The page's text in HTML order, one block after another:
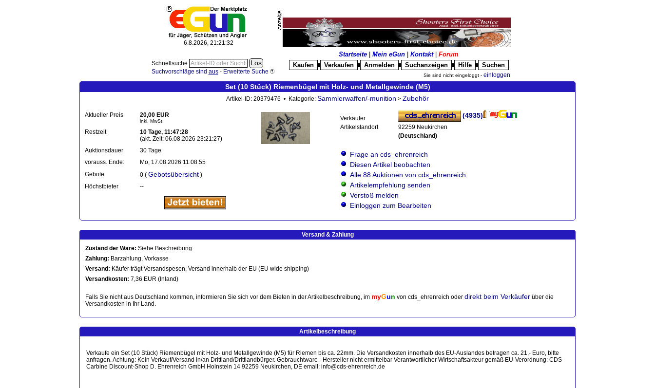
6.8.2026, 21:21:33
Schnellsuche
Suchvorschläge sind aus- Erweiterte Suche
Startseite Mein eGun Kontakt| Forum
Kaufen
Verkaufen Anmelden Suchanzeigen Hilfe Suchen
Sie sind nicht eingeloggt - einloggen
Set (10 Stück) Riemenbügel mit Holz- und Metallgewinde (M5)
Artikel-ID: 20379476 • Kategorie: Sammlerwaffen/-munition > Zubehör
Aktueller Preis 20,00 EUR
inkl. MwSt.
Restzeit
10 Tage, 11:47:28
(akt. Zeit: 06.08.2026 23:21:27)
Auktionsdauer
30 Tage
vorauss. Ende:
Mo, 17.08.2026 11:08:55
Gebote
0 ( Gebotsübersicht )
Höchstbieter
--
Verkäufer (4935)
Artikelstandort
92259 Neukirchen
(Deutschland)
Frage an cds_ehrenreich
Diesen Artikel beobachten
Alle 88 Auktionen von cds_ehrenreich
Artikelempfehlung senden
Verstoß melden
Einloggen zum Bearbeiten
Versand & Zahlung
Zustand der Ware: Siehe Beschreibung
Zahlung: Barzahlung, Vorkasse
Versand: Käufer trägt Versandspesen, Versand innerhalb der EU (EU wide shipping)
Versandkosten: 7,36 EUR (Inland)
Falls Sie nicht aus Deutschland kommen, informieren Sie sich vor dem Bieten in der Artikelbeschreibung, im myGun von cds_ehrenreich oder direkt beim Verkäufer über die
Versandkosten in Ihr Land.
Artikelbeschreibung
Verkaufe ein Set (10 Stück) Riemenbügel mit Holz- und Metallgewinde (M5) für Riemen bis ca. 22mm. Die Versandkosten innerhalb des EU-Auslandes betragen ca. 21,- Euro, bitte
anfragen. Achtung: Kein Verkauf/Versand in/an Drittland/Drittlandbürger. Gebrauchtware - Hersteller nicht ermittelbar Verantwortlicher Wirtschaftsakteur gemäß EU-Verordnung: CDS
Carbine Discount-Shop D. Ehrenreich GmbH Holnstein 14 92259 Neukirchen, DE email: info@cds-ehrenreich.de